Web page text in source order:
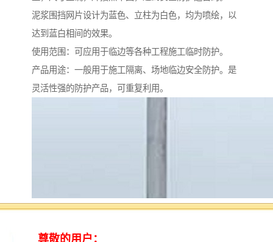
泥浆围挡网片设计为蓝色、立柱为白色，均为喷绘，以
达到蓝白相间的效果。
使用范围：可应用于临边等各种工程施工临时防护。
产品用途：一般用于施工隔离、场地临边安全防护。是
灵活性强的防护产品，可重复利用。